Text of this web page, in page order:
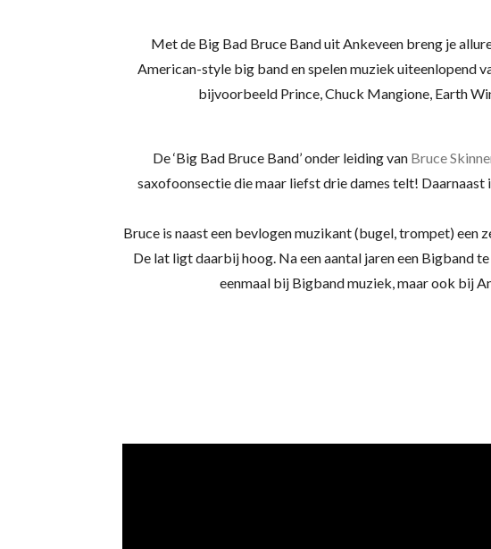
Met de Big Bad Bruce Band uit Ankeveen breng je
American-style big band en spelen muziek uiteenlopend
bijvoorbeeld Prince, Chuck Mangione, Earth
De ‘Big Bad Bruce Band’ onder leiding van Bruce
saxofoonsectie die maar liefst drie dames telt! Daarnaast
Bruce is naast een bevlogen muzikant (bugel, trompet) een
De lat ligt daarbij hoog. Na een aantal jaren een Bigband
eenmaal bij Bigband muziek, maar ook bij